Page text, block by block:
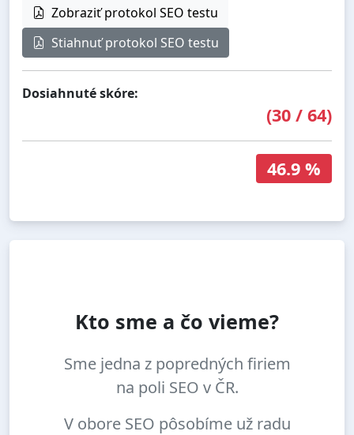
Zobraziť protokol SEO testu
Stiahnuť protokol SEO testu
Dosiahnuté skóre:
(30 / 64)
46.9 %
Kto sme a čo vieme?
Sme jedna z popredných firiem
na poli SEO v ČR.
V obore SEO pôsobíme už radu